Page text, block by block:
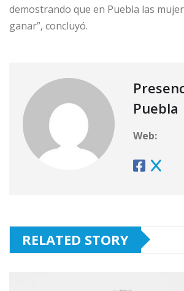
demostrando que en Puebla las
ganar”, concluyó.
Puebla
Web:
RELATED STORY